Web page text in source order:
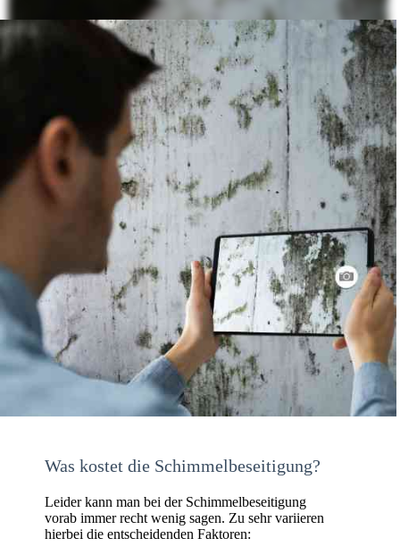
Was kostet die Schimmelbeseitigung?
Leider kann man bei der Schimmelbeseitigung
vorab immer recht wenig sagen. Zu sehr variieren
hierbei die entscheidenden Faktoren: